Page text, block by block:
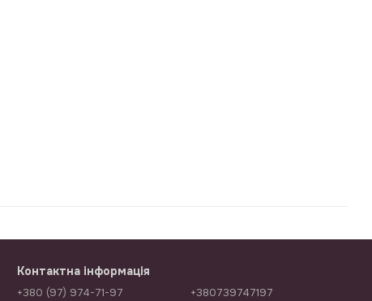
Контактна інформація
+380 (97) 974-71-97
+380739747197